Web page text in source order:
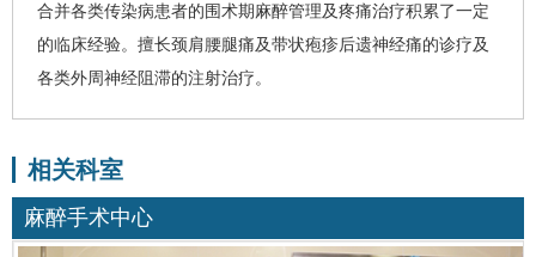
合并各类传染病患者的围术期麻醉管理及疼痛治疗积累了一定
的临床经验。擅长颈肩腰腿痛及带状疱疹后遗神经痛的诊疗及
各类外周神经阻滞的注射治疗。
相关科室
麻醉手术中心